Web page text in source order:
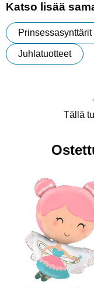
Katso lisää
Prinsessasynttärit
Juhlatuotteet
Tällä
Merkitse fairy